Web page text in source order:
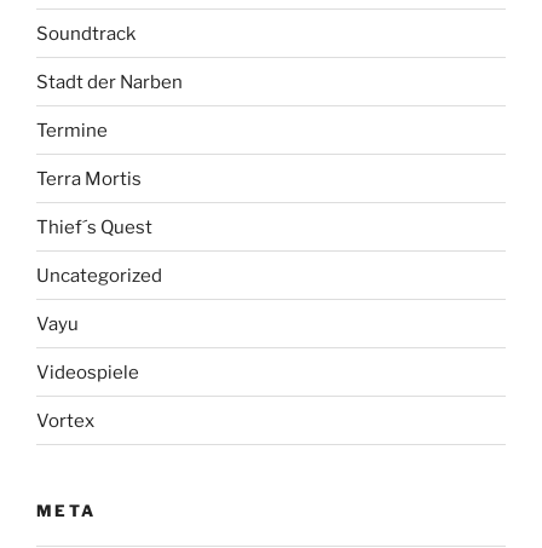
Soundtrack
Stadt der Narben
Termine
Terra Mortis
Thief´s Quest
Uncategorized
Vayu
Videospiele
Vortex
META